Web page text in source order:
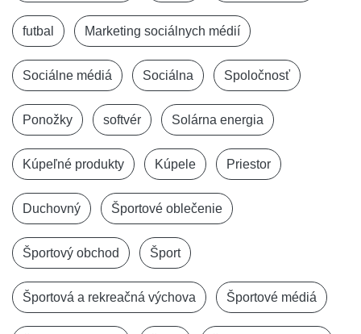
futbal Marketing sociálnych médií
Sociálne médiá Sociálna Spoločnosť
Ponožky softvér Solárna energia
Kúpeľné produkty Kúpele Priestor
Duchovný Športové oblečenie
Športový obchod Šport
Športová a rekreačná výchova Športové médiá